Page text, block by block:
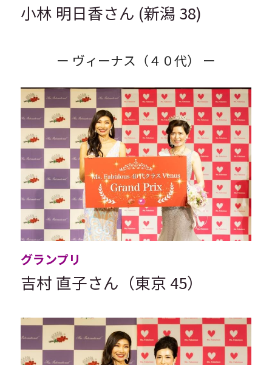
小林 明日香さん (新潟 38)
ー ヴィーナス（４０代） ー
グランプリ
吉村 直子さん（東京 45）